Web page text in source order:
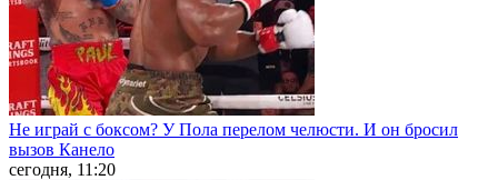
Не играй с боксом? У Пола перелом челюсти. И он бросил
вызов Канело
сегодня, 11:20